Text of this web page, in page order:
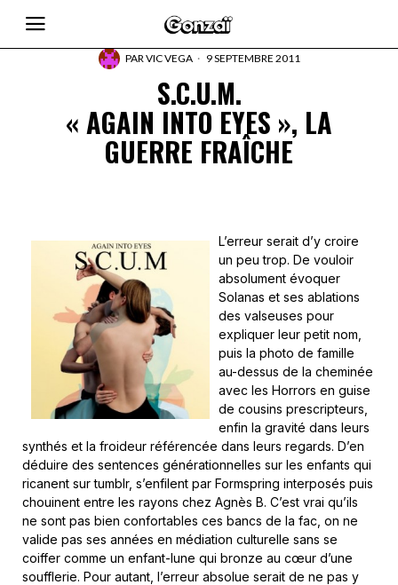
PARVIC VEGA 9 SEPTEMBRE 2011
S.C.U.M.
« AGAIN INTO EYES », LA
GUERRE FRAÎCHE
L’erreur serait d’y croire
un peu trop. De vouloir
absolument évoquer
Solanas et ses ablations
des valseuses pour
expliquer leur petit nom,
puis la photo de famille
au-dessus de la cheminée
avec les Horrors en guise
de cousins prescripteurs,
enfin la gravité dans leurs
synthés et la froideur référencée dans leurs regards. D’en
déduire des sentences générationnelles sur les enfants qui
ricanent sur tumblr, s’enfilent par Formspring interposés puis
chouinent entre les rayons chez Agnès B. C’est vrai qu’ils
ne sont pas bien confortables ces bancs de la fac, on ne
valide pas ses années en médiation culturelle sans se
coiffer comme un enfant-lune qui bronze au cœur d’une
soufflerie. Pour autant, l’erreur absolue serait de ne pas y